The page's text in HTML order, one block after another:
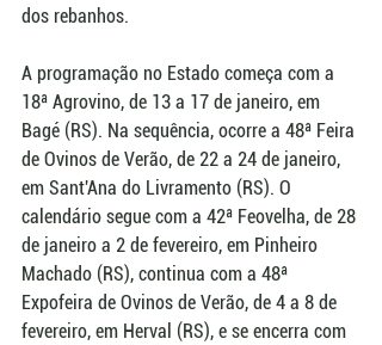
dos rebanhos.
A programação no Estado começa com a
18ª Agrovino, de 13 a 17 de janeiro, em
Bagé (RS). Na sequência, ocorre a 48ª Feira
de Ovinos de Verão, de 22 a 24 de janeiro,
em Sant'Ana do Livramento (RS). O
calendário segue com a 42ª Feovelha, de 28
de janeiro a 2 de fevereiro, em Pinheiro
Machado (RS), continua com a 48ª
Expofeira de Ovinos de Verão, de 4 a 8 de
fevereiro, em Herval (RS), e se encerra com